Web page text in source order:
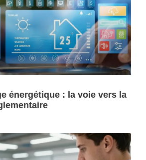
énergétique : la voie vers la